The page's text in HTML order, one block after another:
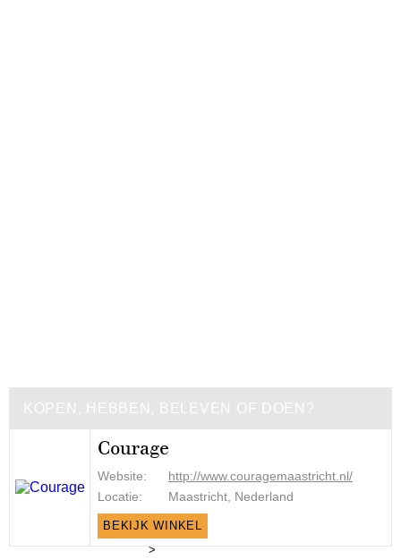
KOPEN, HEBBEN, BELEVEN OF DOEN?
Courage
Website:
http://www.couragemaastricht.nl/
Locatie:
Maastricht, Nederland
BEKIJK WINKEL
>